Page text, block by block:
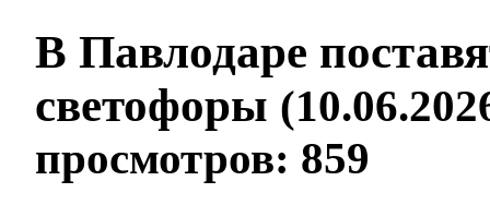
В Павлодаре
светофоры
просмотров: 859